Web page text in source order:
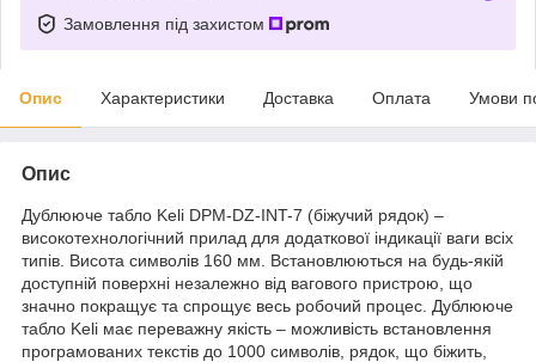
Замовлення під захистом
Опис Характеристики Доставка Оплата Умови
Опис
Дублююче табло Keli DPM-DZ-INT-7 (біжучий рядок) –
високотехнологічний прилад для додаткової індикації ваги всіх
типів. Висота символів 160 мм. Встановлюються на будь-якій
доступній поверхні незалежно від вагового пристрою, що
значно покращує та спрощує весь робочий процес. Дублююче
табло Keli має переважну якість – можливість встановлення
програмованих текстів до 1000 символів, рядок, що біжить,